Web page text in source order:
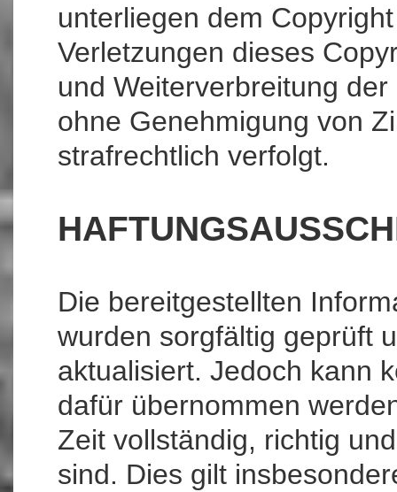
unterliegen dem
Verletzungen dieses
und Weiterverbreitung
ohne Genehmigung von
strafrechtlich verfolgt.
Die bereitgestellten
wurden sorgfältig geprüft
aktualisiert. Jedoch kann
dafür übernommen
Zeit vollständig, richtig
sind. Dies gilt